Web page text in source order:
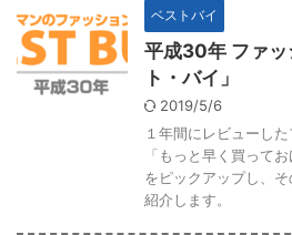
ベストバイ
平成30年 ファッ
ト・バイ」
2019/5/6
１年間にレビューし
「もっと早く買って
をピックアップし、
紹介します。